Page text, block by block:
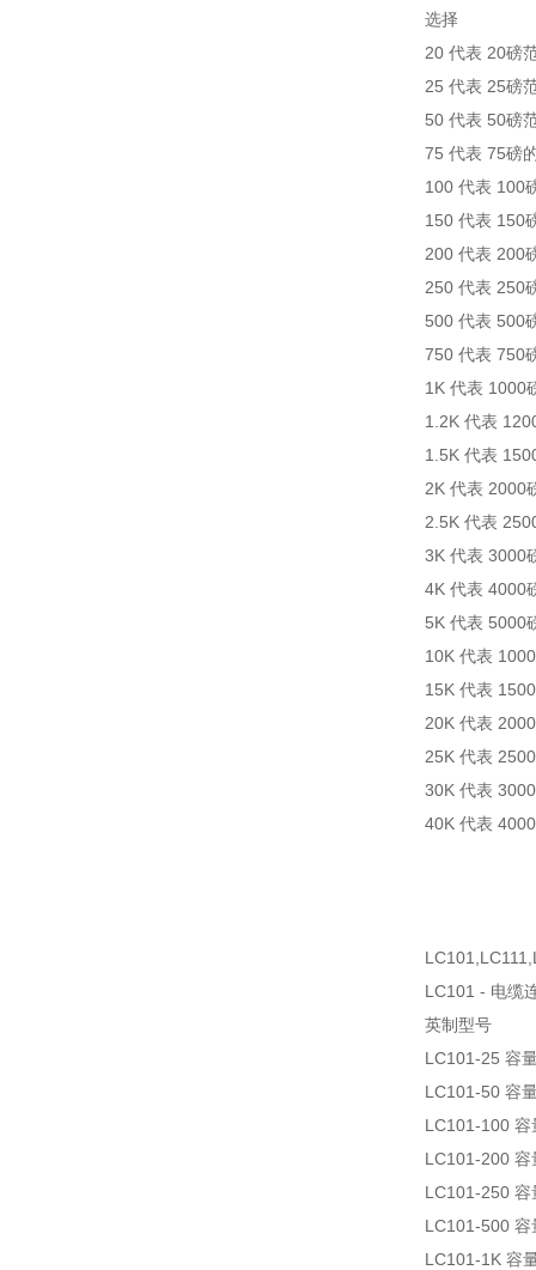
选择
20 代表 20磅
25 代表 25磅
50 代表 50磅
75 代表 75磅
100 代表 100
150 代表 150
200 代表 200
250 代表 250
500 代表 500
750 代表 750
1K 代表 1000
1.2K 代表
1.5K 代表
2K 代表 2000
2.5K 代表
3K 代表 3000
4K 代表 4000
5K 代表 5000
10K 代表
15K 代表
20K 代表
25K 代表
30K 代表
40K 代表
LC101 - 电缆
英制型号
LC101-25 容
LC101-50 容
LC101-100 容
LC101-200 容
LC101-250 容
LC101-500 容
LC101-1K 容